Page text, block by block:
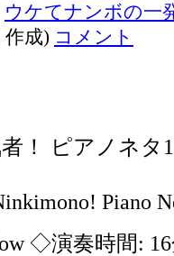
ウケてナンボの一
作成) コメント
！ ピアノネタ
Piano
◇演奏時間: